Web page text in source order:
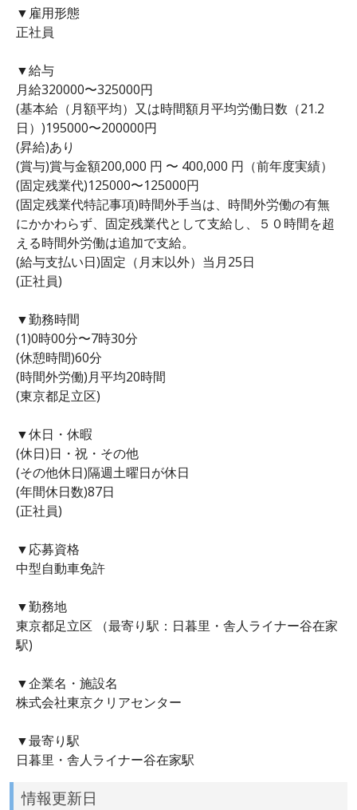
▼雇用形態
正社員
▼給与
月給320000〜325000円
(基本給（月額平均）又は時間額月平均労働日数（21.2
日）)195000〜200000円
(昇給)あり
(賞与)賞与金額200,000 円 〜 400,000 円（前年度実績）
(固定残業代)125000〜125000円
(固定残業代特記事項)時間外手当は、時間外労働の有無
にかかわらず、固定残業代として支給し、５０時間を超
える時間外労働は追加で支給。
(給与支払い日)固定（月末以外）当月25日
(正社員)
▼勤務時間
(1)0時00分〜7時30分
(休憩時間)60分
(時間外労働)月平均20時間
(東京都足立区)
▼休日・休暇
(休日)日・祝・その他
(その他休日)隔週土曜日が休日
(年間休日数)87日
(正社員)
▼応募資格
中型自動車免許
▼勤務地
東京都足立区 （最寄り駅：日暮里・舎人ライナー谷在家
駅)
▼企業名・施設名
株式会社東京クリアセンター
▼最寄り駅
日暮里・舎人ライナー谷在家駅
情報更新日